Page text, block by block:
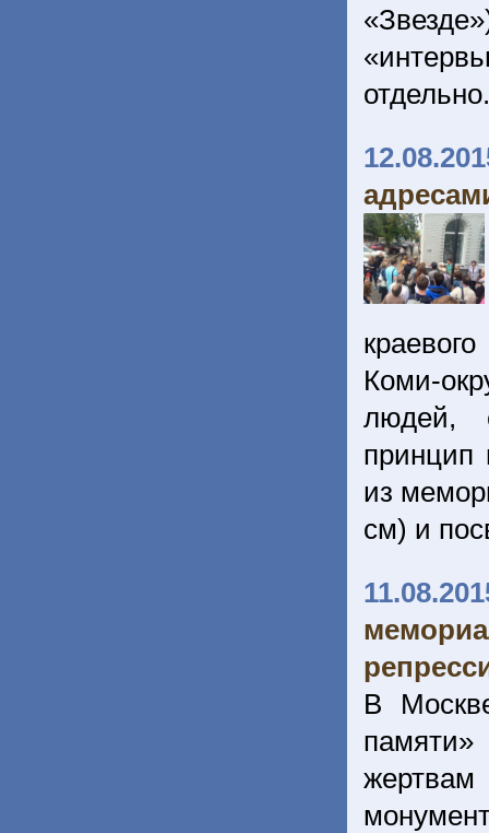
Коми-
людей,
принцип
из
см) и
В